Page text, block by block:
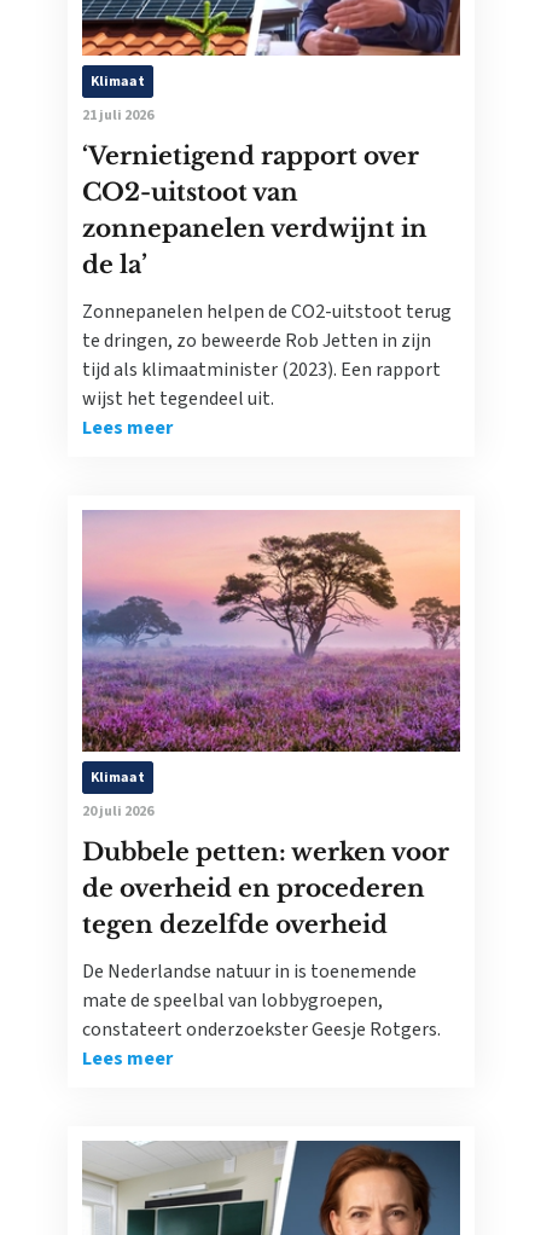
Klimaat
21 juli 2026
‘Vernietigend rapport over
CO2-uitstoot van
zonnepanelen verdwijnt in
de la’
Zonnepanelen helpen de CO2-uitstoot terug
te dringen, zo beweerde Rob Jetten in zijn
tijd als klimaatminister (2023). Een rapport
wijst het tegendeel uit.
Lees meer
Klimaat
20 juli 2026
Dubbele petten: werken voor
de overheid en procederen
tegen dezelfde overheid
De Nederlandse natuur in is toenemende
mate de speelbal van lobbygroepen,
constateert onderzoekster Geesje Rotgers.
Lees meer